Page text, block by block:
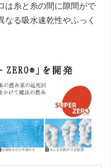
は糸と糸の間に隙間がで
なる吸水速乾性やふっく